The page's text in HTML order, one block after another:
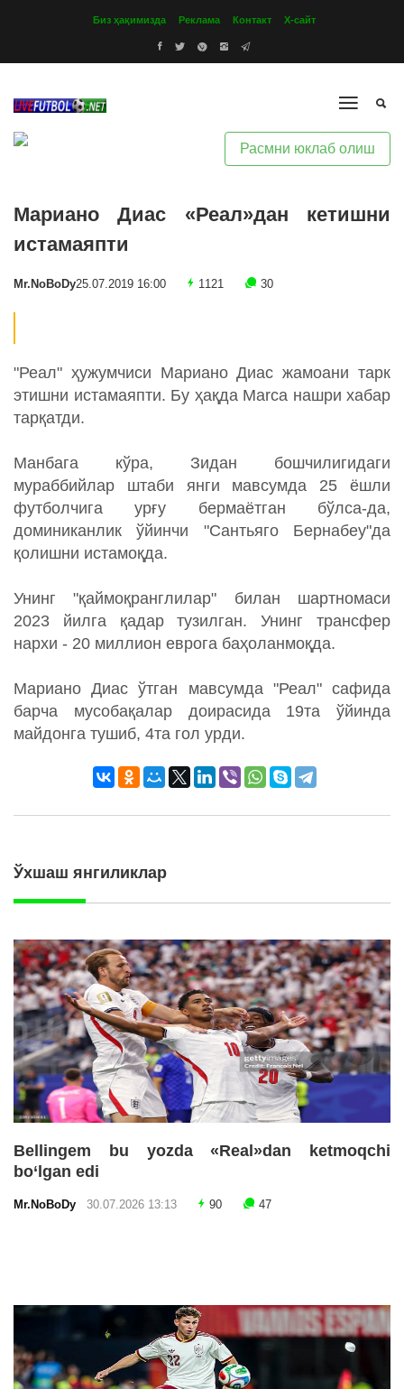
Биз ҳақимизда Реклама Контакт Х-сайт
Расмни юклаб олиш
Мариано Диас «Реал»дан кетишни
истамаяпти
Mr.NoBoDy25.07.2019 16:00 1121 30
"Реал" ҳужумчиси Мариано Диас жамоани тарк
этишни истамаяпти. Бу ҳақда Marca нашри хабар
тарқатди.
Манбага кўра, Зидан бошчилигидаги
мураббийлар штаби янги мавсумда 25 ёшли
футболчига урғу бермаётган бўлса-да,
доминиканлик ўйинчи "Сантьяго Бернабеу"да
қолишни истамоқда.
Унинг "қаймоқранглилар" билан шартномаси
2023 йилга қадар тузилган. Унинг трансфер
нархи - 20 миллион еврога баҳоланмоқда.
Мариано Диас ўтган мавсумда "Реал" сафида
барча мусобақалар доирасида 19та ўйинда
майдонга тушиб, 4та гол урди.
Ўхшаш янгиликлар
Bellingem bu yozda «Real»dan ketmoqchi
bo‘lgan edi
Mr.NoBoDy 30.07.2026 13:13 90 47